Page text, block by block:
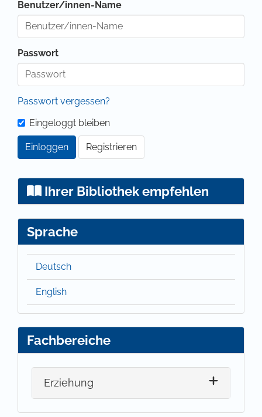
Benutzer/innen-Name
Passwort
Passwort vergessen?
Eingeloggt bleiben
Einloggen Registrieren
Ihrer Bibliothek empfehlen
Sprache
Deutsch
English
Fachbereiche
Erziehung